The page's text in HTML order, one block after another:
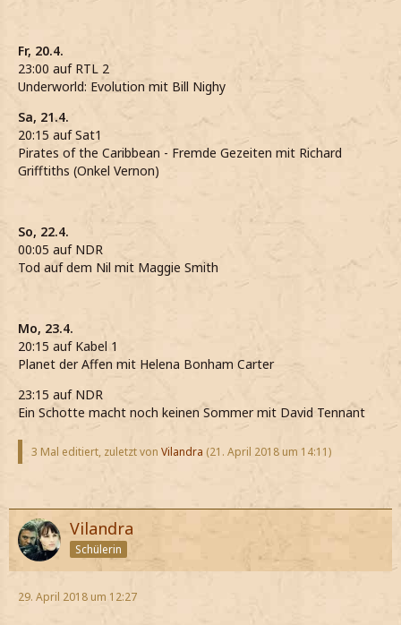
Fr, 20.4.
23:00 auf RTL 2
Underworld: Evolution mit Bill Nighy
Sa, 21.4.
20:15 auf Sat1
Pirates of the Caribbean - Fremde Gezeiten mit Richard
Grifftiths (Onkel Vernon)
So, 22.4.
00:05 auf NDR
Tod auf dem Nil mit Maggie Smith
Mo, 23.4.
20:15 auf Kabel 1
Planet der Affen mit Helena Bonham Carter
23:15 auf NDR
Ein Schotte macht noch keinen Sommer mit David Tennant
3 Mal editiert, zuletzt von Vilandra (21. April 2018 um 14:11)
Vilandra
Schülerin
29. April 2018 um 12:27